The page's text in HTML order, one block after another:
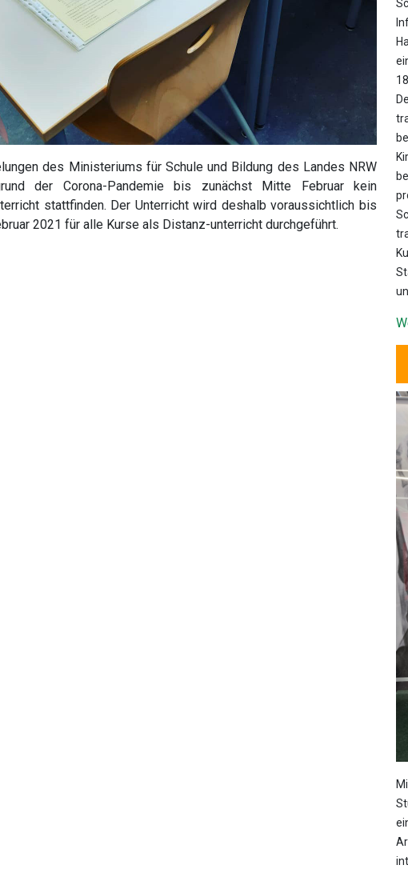
des Ministeriums für Schule und Bildung des Landes NRW
der Corona-Pandemie bis zunächst Mitte Februar kein
stattfinden. Der Unterricht wird deshalb voraussichtlich bis
2021 für alle Kurse als Distanz-unterricht durchgeführt.